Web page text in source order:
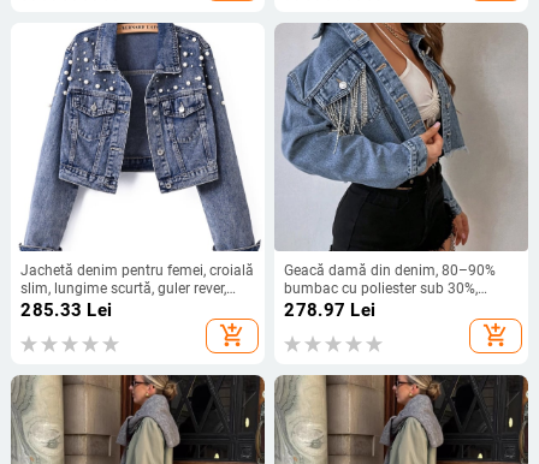
Jachetă denim pentru femei, croială
slim, lungime scurtă, guler rever,
95% bumbac
285.33 Lei
add_shopping_cart
Geacă damă din denim, 80–90%
bumbac cu poliester sub 30%,
mâneci lungi, toamna 2025, model
278.97 Lei
add_shopping_cart